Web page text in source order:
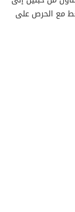
مع الحرص على